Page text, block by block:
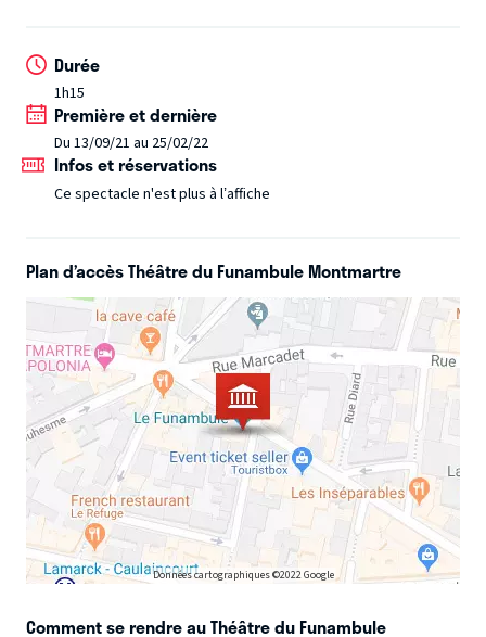
Durée
1h15
Première et dernière
Du 13/09/21 au 25/02/22
Infos et réservations
Ce spectacle n'est plus à l’affiche
Plan d’accès Théâtre du Funambule Montmartre
Données cartographiques ©2022 Google
Comment se rendre au Théâtre du Funambule